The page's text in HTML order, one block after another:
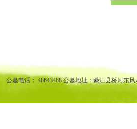
公墓电话： 48643488 公墓地址：綦江县桥河东风